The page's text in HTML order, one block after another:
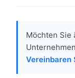
Möchten Sie
Vereinbaren